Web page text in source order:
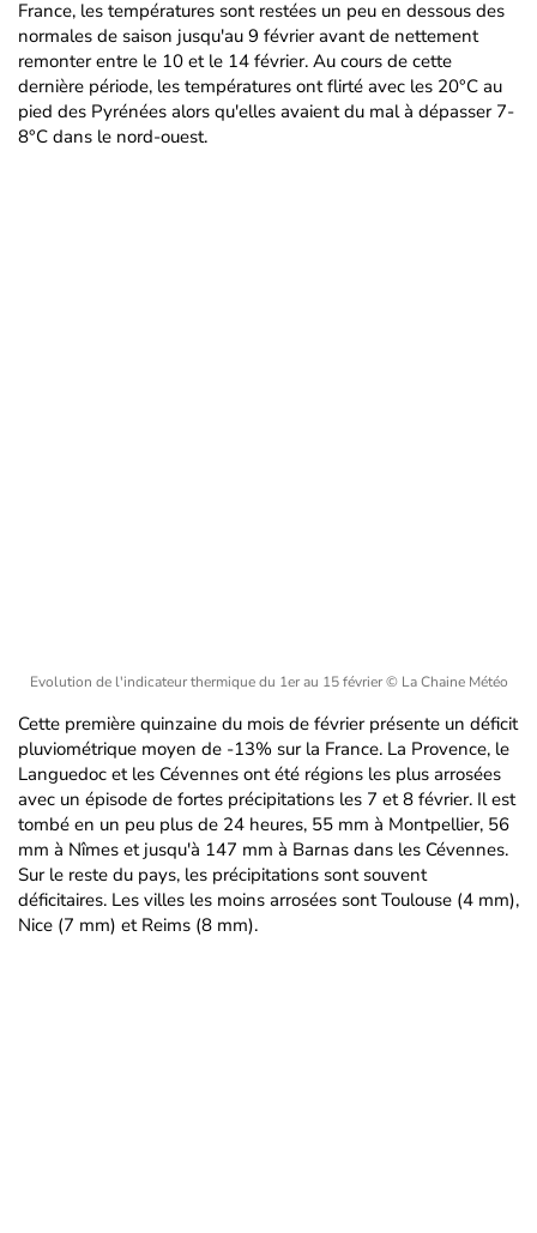
France, les températures sont restées un peu en dessous des
normales de saison jusqu'au 9 février avant de nettement
remonter entre le 10 et le 14 février. Au cours de cette
dernière période, les températures ont flirté avec les 20°C au
pied des Pyrénées alors qu'elles avaient du mal à dépasser 7-
8°C dans le nord-ouest.
Evolution de l'indicateur thermique du 1er au 15 février© La Chaine Météo
Cette première quinzaine du mois de février présente un déficit
pluviométrique moyen de -13% sur la France. La Provence, le
Languedoc et les Cévennes ont été régions les plus arrosées
avec un épisode de fortes précipitations les 7 et 8 février. Il est
tombé en un peu plus de 24 heures, 55 mm à Montpellier, 56
mm à Nîmes et jusqu'à 147 mm à Barnas dans les Cévennes.
Sur le reste du pays, les précipitations sont souvent
déficitaires. Les villes les moins arrosées sont Toulouse (4 mm),
Nice (7 mm) et Reims (8 mm).